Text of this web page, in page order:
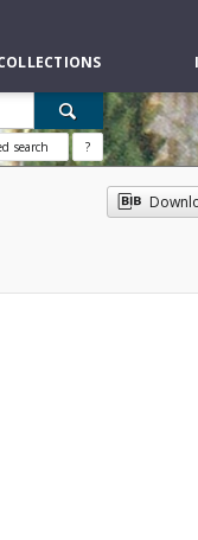
search ?